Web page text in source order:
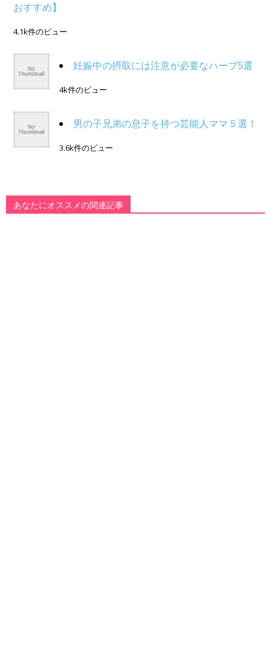
おすすめ】
4.1k件のビュー
妊娠中の摂取には注意が必要なハーブ5選
4k件のビュー
男の子兄弟の息子を持つ芸能人ママ５選！
3.6k件のビュー
あなたにオススメの関連記事